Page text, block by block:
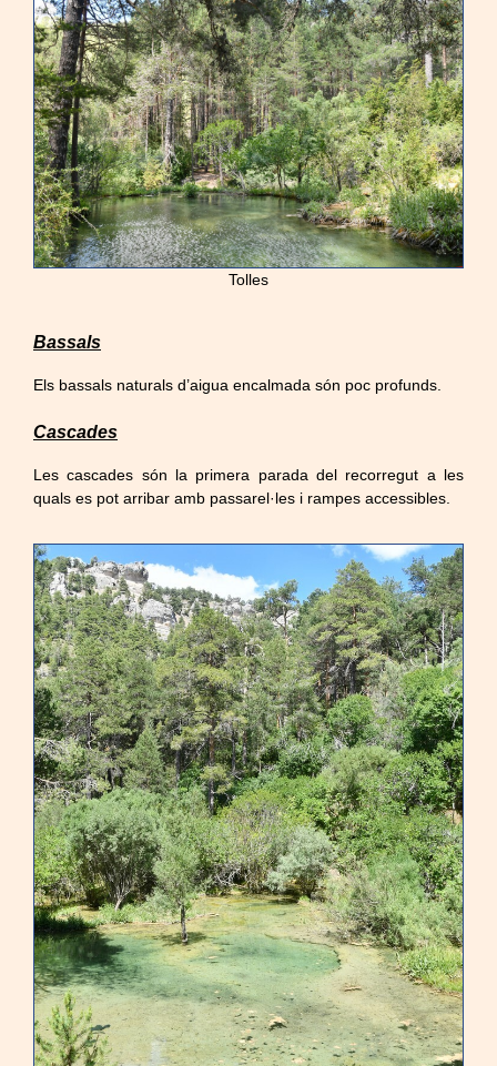
Tolles
Bassals
Els bassals naturals d’aigua encalmada són poc profunds.
Cascades
Les cascades són la primera parada del recorregut a les
quals es pot arribar amb passarel·les i rampes accessibles.